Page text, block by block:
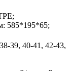
585*195*65;
39, 40-41, 42-43,